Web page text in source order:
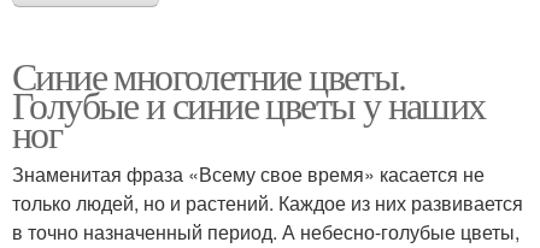
Синие многолетние цветы.
Голубые и синие цветы у наших
ног
Знаменитая фраза «Всему свое время» касается не
только людей, но и растений. Каждое из них развивается
в точно назначенный период. А небесно-голубые цветы,